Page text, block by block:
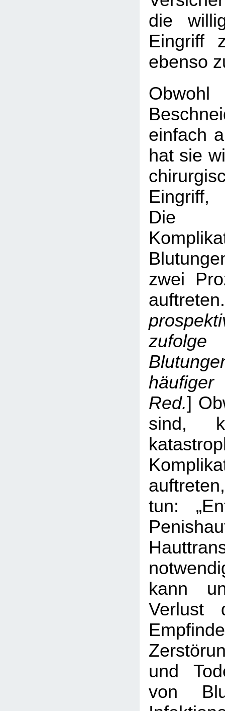
die
Eingriff
ebenso
einfach
hat sie
Eingriff,
Die
zwei
Red.]
sind,
tun:
kann
Verlust
und
von